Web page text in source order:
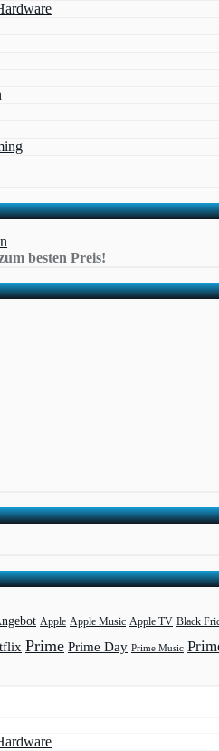
besten Preis!
Apple Apple Music Apple TV Black
Prime Prime Day Prime Music